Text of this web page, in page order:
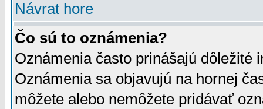
Návrat hore
Čo sú to oznámenia?
Oznámenia často prinášajú dôležité
Oznámenia sa objavujú na hornej
môžete alebo nemôžete pridávať